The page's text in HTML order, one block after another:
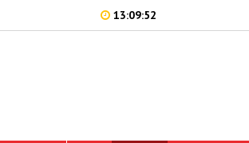
13:09:52